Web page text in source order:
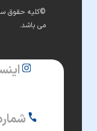
©کلیه حقوق
می باشد.